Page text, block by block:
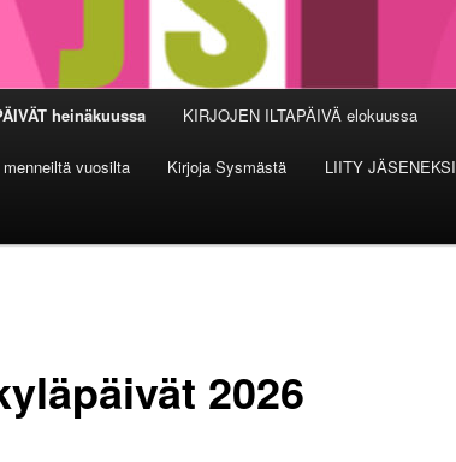
heinäkuussa KIRJOJEN ILTAPÄIVÄ elokuussa
vuosilta Kirjoja Sysmästä LIITY JÄSENEKSI
2026